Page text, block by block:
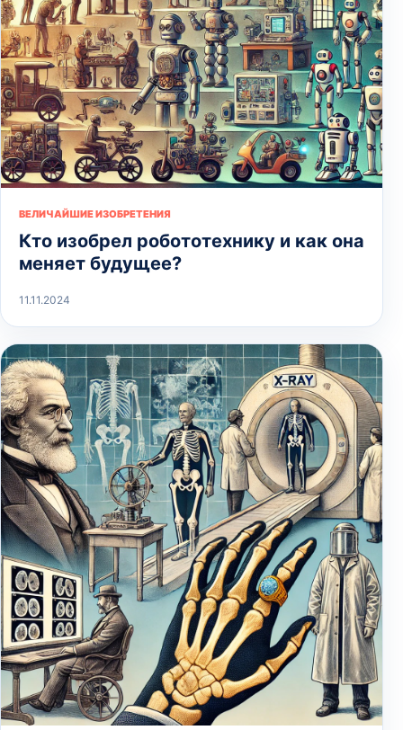
ВЕЛИЧАЙШИЕ ИЗОБРЕТЕНИЯ
Кто изобрел робототехнику и как она
меняет будущее?
11.11.2024